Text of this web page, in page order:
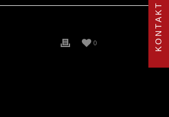
KONTAKT
0